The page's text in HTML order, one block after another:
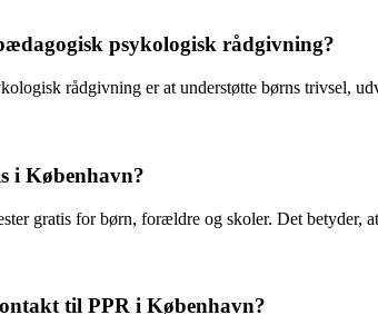
psykologisk rådgivning?
rådgivning er at understøtte børns trivsel,
i København?
gratis for børn, forældre og skoler. Det
til PPR i København?